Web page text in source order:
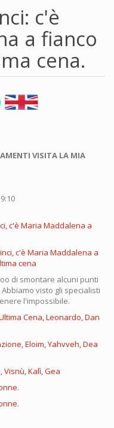
c'è
a fianco
cena.
VISITA LA MIA
di smontare alcuni punti
visto gli specialisti
l'impossibile.
Cena, Leonardo, Dan
Eloim, Yahvveh, Dea
Visnù, Kalì, Gea